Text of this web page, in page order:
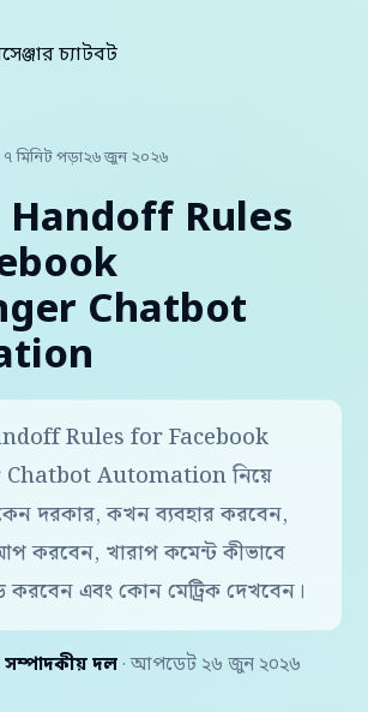
চ্যাটবট
৭ মিনিট পড়া২৬ জুন ২০২৬
Handoff Rules
Chatbot
Rules for Facebook
Automation নিয়ে
দরকার, কখন ব্যবহার করবেন,
করবেন, খারাপ কমেন্ট কীভাবে
করবেন এবং কোন মেট্রিক দেখবেন।
সম্পাদকীয় দল · আপডেট ২৬ জুন ২০২৬